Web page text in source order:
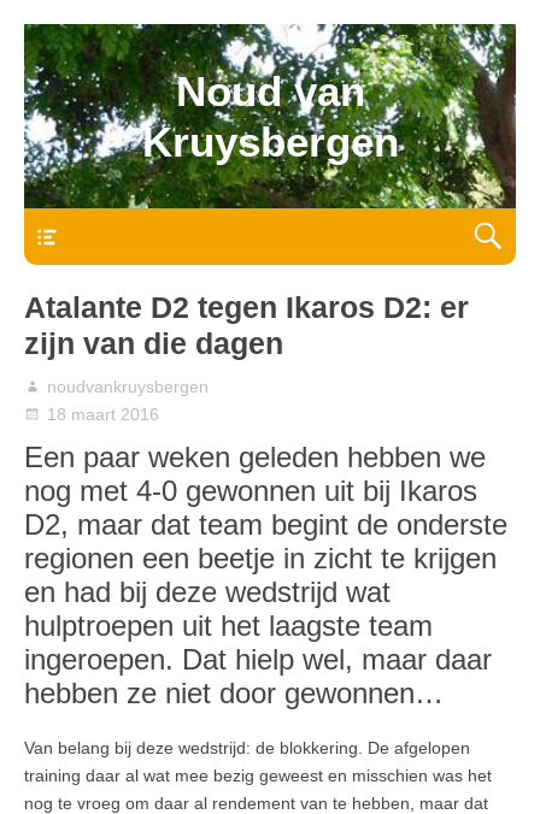
Noud van
Kruysbergen
Atalante D2 tegen Ikaros D2: er
zijn van die dagen
noudvankruysbergen
18 maart 2016
Een paar weken geleden hebben we
nog met 4-0 gewonnen uit bij Ikaros
D2, maar dat team begint de onderste
regionen een beetje in zicht te krijgen
en had bij deze wedstrijd wat
hulptroepen uit het laagste team
ingeroepen. Dat hielp wel, maar daar
hebben ze niet door gewonnen…
Van belang bij deze wedstrijd: de blokkering. De afgelopen
training daar al wat mee bezig geweest en misschien was het
nog te vroeg om daar al rendement van te hebben, maar dat